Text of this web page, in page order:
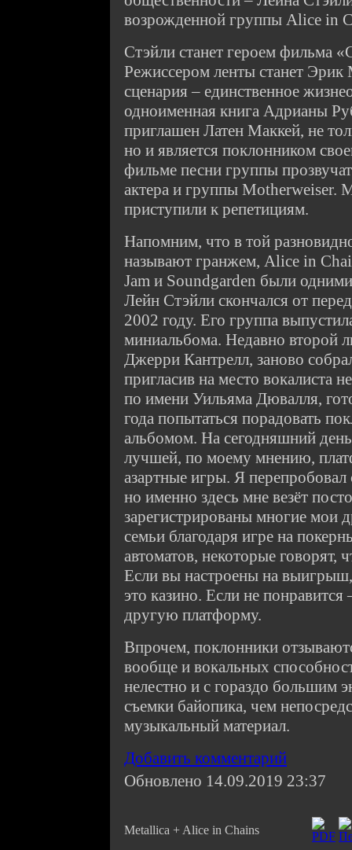
возрожденной группы Alice in
Стэйли станет героем фильма
Режиссером ленты станет
сценария – единственное
одноименная книга Адрианы
приглашен Латен Маккей, не
но и является поклонником
фильме песни группы
актера и группы Motherweiser.
приступили к репетициям.
Напомним, что в той
называют гранжем, Alice in
Jam и Soundgarden были одними
Лейн Стэйли скончался от
2002 году. Его группа
миниальбома. Недавно второй
Джерри Кантрелл, заново
пригласив на место вокалиста
по имени Уильяма Дювалля,
года попытаться порадовать
альбомом. На сегодняшний
лучшей, по моему мнению,
азартные игры. Я
но именно здесь мне везёт
зарегистрированы многие мои
семьи благодаря игре на
автоматов, некоторые говорят,
Если вы настроены на
это казино. Если не понравится
другую платформу.
Впрочем, поклонники
вообще и вокальных
нелестно и с гораздо большим
съемки байопика, чем
музыкальный материал.
Добавить комментарий
Обновлено 14.09.2019 23:37
Metallica + Alice in Chains